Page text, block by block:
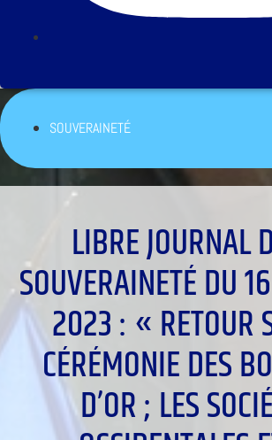
SOUVERAINETÉ
LIBRE JOURNAL
SOUVERAINETÉ DU
2023 : « RETOUR
CÉRÉMONIE DES
D’OR ; LES